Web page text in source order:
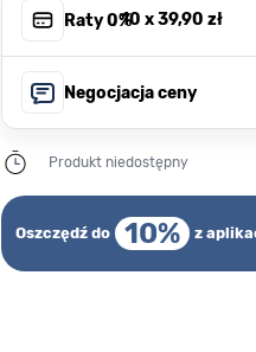
Raty 0%, 10 x39,90 zł
Negocjacja ceny
Produkt niedostępny
Oszczędź do 10% z